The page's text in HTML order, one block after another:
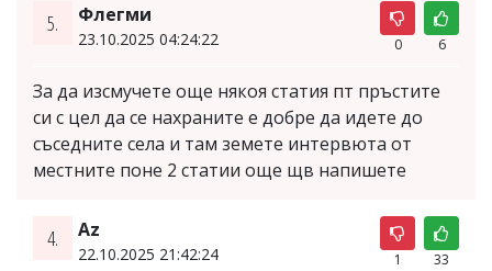
5. Флегми
23.10.2025 04:24:22 0 6
За да изсмучете още някоя статия пт пръстите
си с цел да се нахраните е добре да идете до
съседните села и там земете интервюта от
местните поне 2 статии още щв напишете
4. Az
22.10.2025 21:42:24 1 33